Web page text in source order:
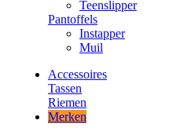
Teenslipper
Pantoffels
Instapper
Muil
Accessoires
Tassen
Riemen
Merken